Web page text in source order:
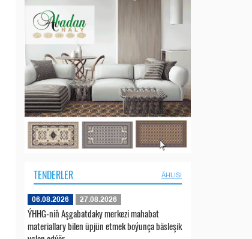
TENDERLER ÄHLISI
06.08.2026 27.08.2026
ÝHHG-niň Aşgabatdaky merkezi mahabat
materiallary bilen üpjün etmek boýunça bäsleşik